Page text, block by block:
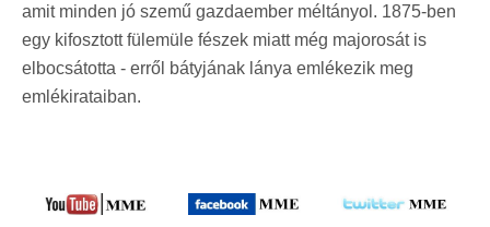
amit minden jó szemű gazdaember méltányol. 1875-ben
egy kifosztott fülemüle fészek miatt még majorosát is
elbocsátotta - erről bátyjának lánya emlékezik meg
emlékirataiban.